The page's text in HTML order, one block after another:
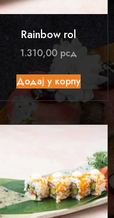
Rainbow rol
1.310,00 рсд
Додај у корпу